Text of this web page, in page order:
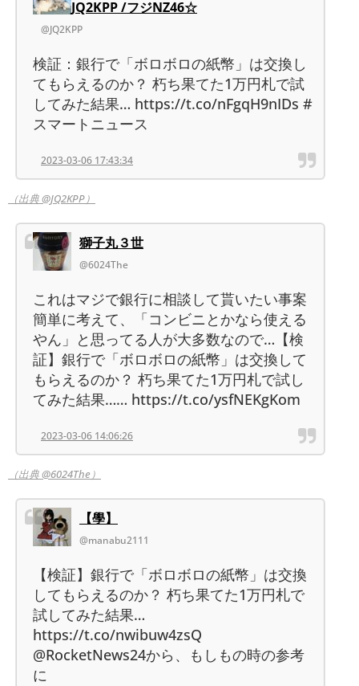
JQ2KPP /フジNZ46☆
@JQ2KPP
検証：銀行で「ボロボロの紙幣」は交換し
てもらえるのか？ 朽ち果てた1万円札で試
してみた結果… https://t.co/nFgqH9nIDs #
スマートニュース
2023-03-06 17:43:34
（出典 @JQ2KPP）
獅子丸３世
@6024The
これはマジで銀行に相談して貰いたい事案
簡単に考えて、「コンビニとかなら使える
やん」と思ってる人が大多数なので…【検
証】銀行で「ボロボロの紙幣」は交換して
もらえるのか？ 朽ち果てた1万円札で試し
てみた結果…… https://t.co/ysfNEKgKom
2023-03-06 14:06:26
（出典 @6024The）
【學】
@manabu2111
【検証】銀行で「ボロボロの紙幣」は交換
してもらえるのか？ 朽ち果てた1万円札で
試してみた結果…
https://t.co/nwibuw4zsQ
@RocketNews24から、もしもの時の参考
に